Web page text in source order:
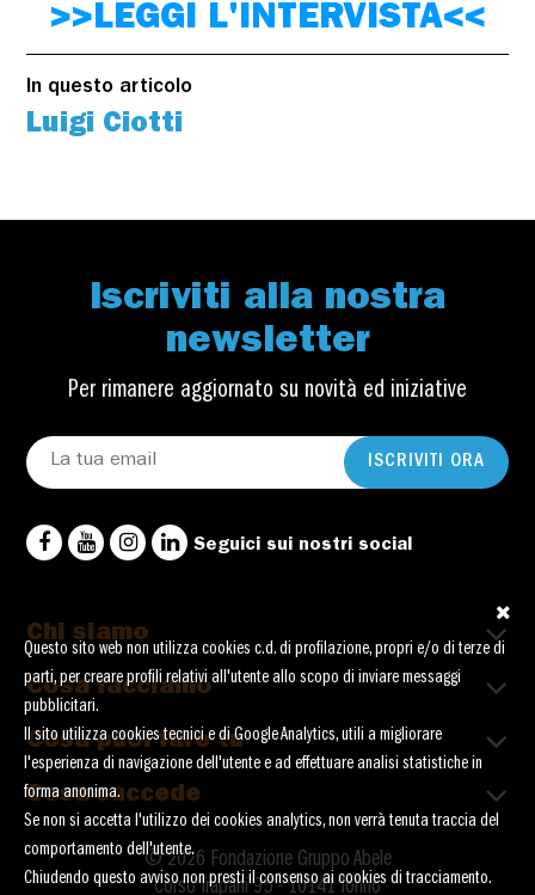
>>LEGGI L'INTERVISTA<<
In questo articolo
Luigi Ciotti
Iscriviti alla nostra
newsletter
Per rimanere aggiornato su novità ed iniziative
ISCRIVITI ORA
Seguici sui nostri social
Chi siamo
Cosa facciamo
Cosa puoi fare tu
Cosa succede
© 2026 Fondazione Gruppo Abele
Corso Trapani 95 - 10141 Torino
Questo sito web non utilizza cookies c.d. di profilazione, propri e/o di terze di
parti, per creare profili relativi all'utente allo scopo di inviare messaggi
pubblicitari.
Il sito utilizza cookies tecnici e di Google Analytics, utili a migliorare
l'esperienza di navigazione dell'utente e ad effettuare analisi statistiche in
forma anonima.
Se non si accetta l'utilizzo dei cookies analytics, non verrà tenuta traccia del
comportamento dell'utente.
Chiudendo questo avviso non presti il consenso ai cookies di tracciamento.